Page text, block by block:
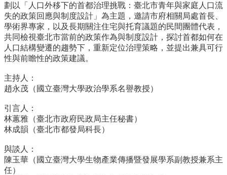
專
區
學
術
研
聯
資
訊
新
消
息
劃以「 人口外移下的首都治理挑戰： 臺北市青年與家庭人口流
失的政策回應與制度設計」為主題， 邀請市府相關局處首長、
學術界專家， 以及長期關注住宅與托育議題的民間團體代表，
共同檢視臺北市當前的政策作為與制度設計， 探討首都如何在
人口結構變遷的趨勢下，重新定位治理策略， 並提出兼具可行
性與前瞻性的政策建議。
主持人：
趙永茂（國立臺灣大學政治學系名譽教授）
引言人：
林蕙雅（臺北市政府民政局主任秘書）
林成韻（臺北市都發局科長）
與談人：
陳玉華（國立臺灣大學生物產業傳播暨發展學系副教授兼系主
任）